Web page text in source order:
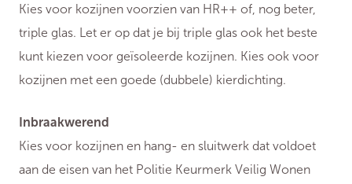
Kies voor kozijnen voorzien van HR++ of, nog beter,
triple glas. Let er op dat je bij triple glas ook het beste
kunt kiezen voor geïsoleerde kozijnen. Kies ook voor
kozijnen met een goede (dubbele) kierdichting.
Inbraakwerend
Kies voor kozijnen en hang- en sluitwerk dat voldoet
aan de eisen van het Politie Keurmerk Veilig Wonen